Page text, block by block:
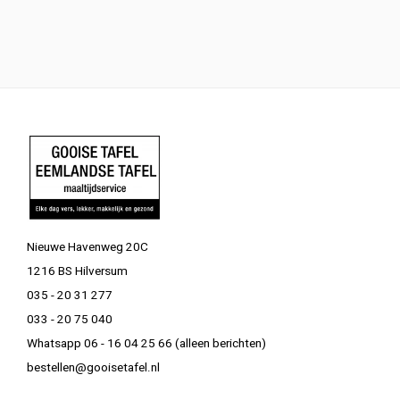
Nieuwe Havenweg 20C
1216 BS Hilversum
035 - 20 31 277
033 - 20 75 040
Whatsapp 06 - 16 04 25 66 (alleen berichten)
bestellen@gooisetafel.nl